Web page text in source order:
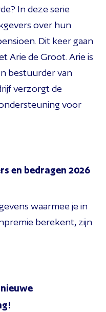
In deze serie
over hun
Dit keer gaan
Arie de Groot. Arie is
bestuurder van
verzorgt de
voor
en bedragen 2026
waarmee je in
berekent, zijn